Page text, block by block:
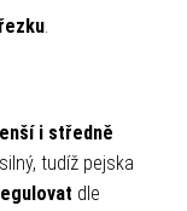
.
i středně
tudíž pejska
dle